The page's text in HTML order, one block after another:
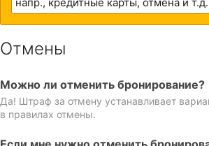
Отмены
Можно ли отменить бронирование?
Да! Штраф за отмену устанавливает
в правилах отмены.